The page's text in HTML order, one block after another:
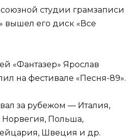
студии грамзаписи
его диск «Все
«Фантазер» Ярослав
на фестивале «Песня-89».
за рубежом — Италия,
Норвегия, Польша,
Швеция и др.